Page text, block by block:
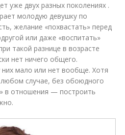
уже двух разных поколениях .
молодую девушку по
желание «похвастать» перед
или даже «воспитать»
такой разнице в возрасте
нет ничего общего.
мало или нет вообще. Хотя
случае, без обоюдного
в отношения — построить